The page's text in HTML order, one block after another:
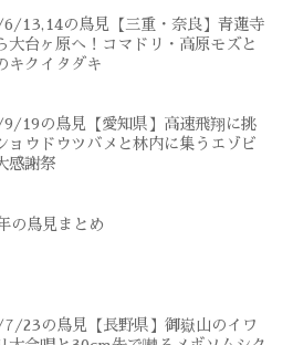
6/13,14の鳥見【三重・奈良】青蓮寺
大台ヶ原へ！コマドリ・高原モズと
キクイタダキ
19の鳥見【愛知県】高速飛翔に挑
ョウドウツバメと林内に集うエゾビ
感謝祭
の鳥見まとめ
23の鳥見【長野県】御嶽山のイワ